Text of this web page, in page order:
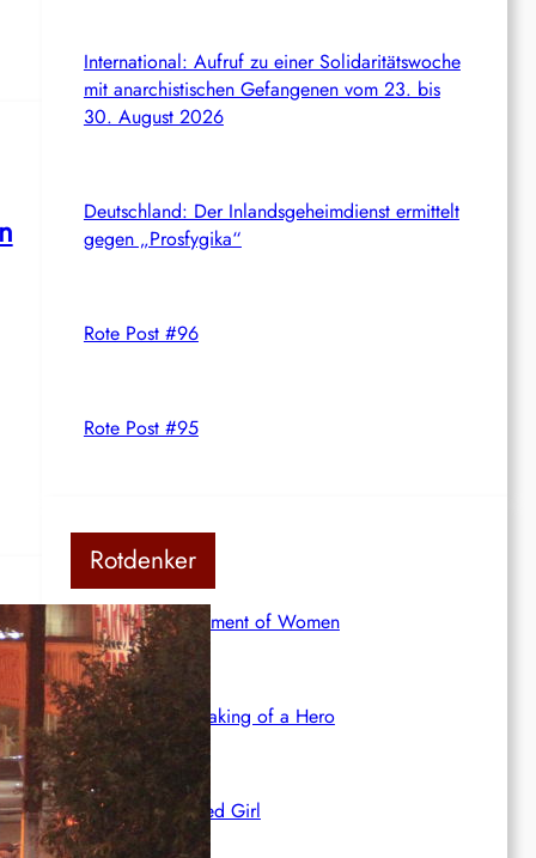
International: Aufruf zu einer Solidaritätswoche
mit anarchistischen Gefangenen vom 23. bis
30. August 2026
Deutschland: Der Inlandsgeheimdienst ermittelt
gegen „Prosfygika“
Rote Post #96
Rote Post #95
Rotdenker
The Red Detachment of Women
Bethune: The Making of a Hero
The White Haired Girl